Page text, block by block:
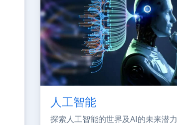
人工智能
探索人工智能的世界及AI的未来潜力